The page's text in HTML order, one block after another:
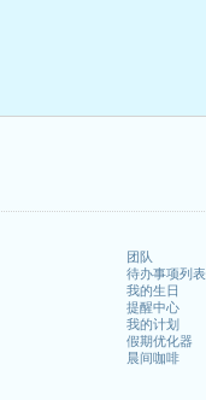
团队
待办事项列表
我的生日
提醒中心
我的计划
假期优化器
晨间咖啡